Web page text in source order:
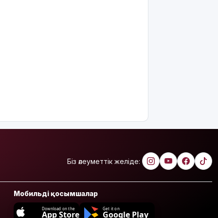
Біз әлеуметтік желіде:
Мобильді қосымшалар
Download on the
App Store
Get it on
Google Play